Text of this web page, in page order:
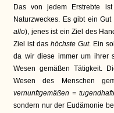
Das von jedem Erstrebte
Naturzweckes. Es gibt ein
allo), jenes ist ein Ziel des
Ziel ist das höchste Gut. Ein
da wir diese immer um ihrer
Wesen gemäßen Tätigkeit.
Wesen des Menschen
vernunftgemäßen =
sondern nur der Eudämonie